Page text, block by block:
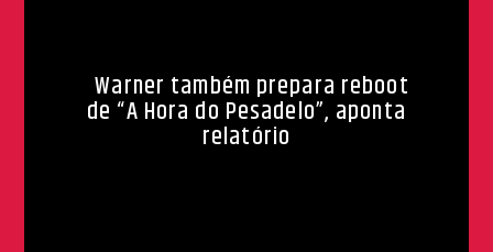
Warner também prepara reboot
de “A Hora do Pesadelo”, aponta
relatório